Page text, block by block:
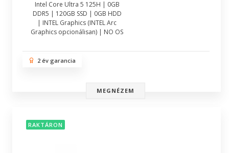
Intel Core Ultra 5 125H | 0GB
DDR5 | 120GB SSD | 0GB HDD
| INTEL Graphics (INTEL Arc
Graphics opcionálisan) | NO OS
2 év garancia
MEGNÉZEM
RAKTÁRON